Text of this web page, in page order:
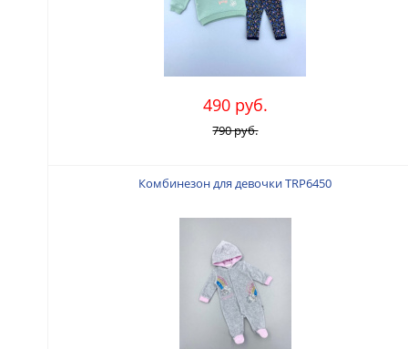
490 руб.
790 руб.
Комбинезон для девочки TRP6450